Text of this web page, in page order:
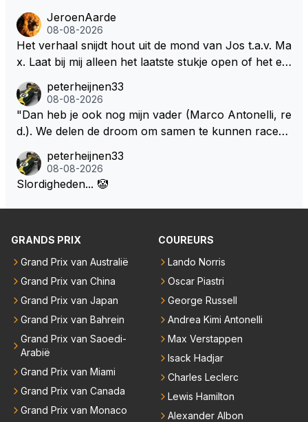
angt ook een klein beetje af van mijn eigen keuzes v
oor de komende jaren en wat ik doe in de F1. Maar
het is zeker de doelstelling om het race team verder
uit te breiden richting de langeafstandsracerij met na
me, niet richting de F1." Aangezien zijn team in diver
se klassen al meedoet en ook in de hoogste klasse,
zie ik hem er niet nog 10 jaar aanplakken aangezien
hij in datzelfde interview aangeeft er zelf als team ba
as boven op te willen zitten maar geen 24 races per
jaar van huis te willen zijn.
an te gaan wijzen naar anderen waarom het fout is
gegaan. Als ze hadden gewild dan hadden ze ook in
kunnen grijpen op basis van veiligheid want er zijn si
het vermogen van de auto en dat kan tot gevaarlijke
situaties leiden. Deze auto's worden steeds complex
er, ook voor de gene die ze moeten maken. Kunnen
we niet gewoon terug naar een gaspedaal, rempeda
al een versnellingsbak en een stuur?
JeroenAarde
08-08-2026
Het verhaal snijdt hout uit de mond van Jos t.a.v. Ma
x. Laat bij mij alleen het laatste stukje open of het ee
elijkheid.
peterheijnen33
08-08-2026
"Dan heb je ook nog mijn vader (Marco Antonelli, re
d.). We delen de droom om samen te kunnen racen i
out die droom met Kimi en Marco én Max én Jos? ;)
peterheijnen33
08-08-2026
Slordigheden... 🤡
GRANDS PRIX
Grand Prix van Australië
Grand Prix van China
Grand Prix van Japan
Grand Prix van Bahrein
Grand Prix van Saoedi-
Arabië
Grand Prix van Miami
Grand Prix van Canada
Grand Prix van Monaco
COUREURS
Lando Norris
Oscar Piastri
George Russell
Andrea Kimi Antonelli
Max Verstappen
Isack Hadjar
Charles Leclerc
Lewis Hamilton
Alexander Albon